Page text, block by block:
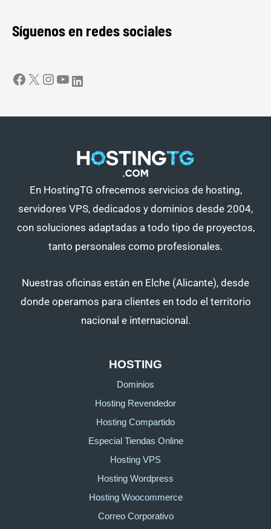
Síguenos en redes sociales
En HostingTG ofrecemos servicios de hosting,
servidores VPS, dedicados y dominios desde 2004,
con soluciones adaptadas a todo tipo de proyectos,
tanto personales como profesionales.
Nuestras oficinas están en Elche (Alicante), desde
donde operamos para clientes en todo el territorio
nacional e internacional.
HOSTING
Dominios
Hosting Revendedor
Hosting Compartido
Especial Tiendas Online
Hosting VPS
Hosting Wordpress
Hosting Woocommerce
Correo Corporativo